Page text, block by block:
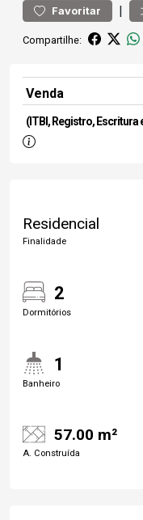
Favoritar |
Compartilhe:
Venda
(ITBI, Registro, Escritura
Residencial
Finalidade
2
Dormitórios
1
Banheiro
57.00 m²
A. Construída